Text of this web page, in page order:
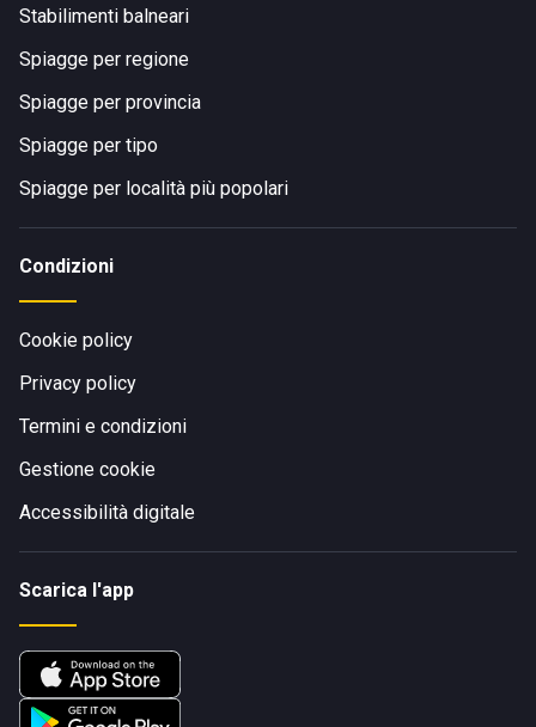
Stabilimenti balneari
Spiagge per regione
Spiagge per provincia
Spiagge per tipo
Spiagge per località più popolari
Condizioni
Cookie policy
Privacy policy
Termini e condizioni
Gestione cookie
Accessibilità digitale
Scarica l'app